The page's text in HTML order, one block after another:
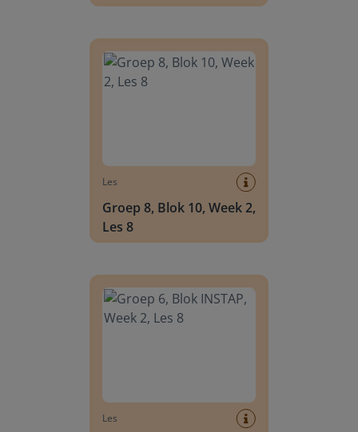
Les
Groep 8, Blok 10, Week 2,
Les 8
Les